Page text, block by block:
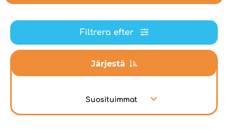
Filtrera efter
Järjestä
Suosituimmat